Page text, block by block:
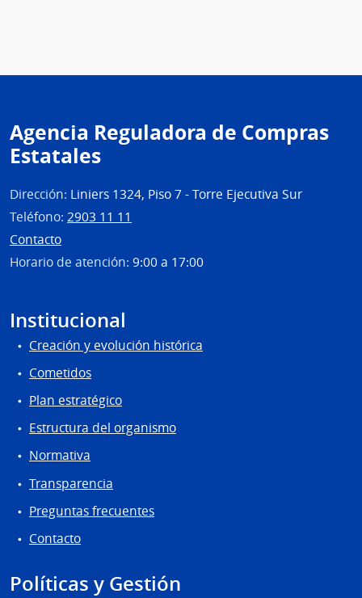
Agencia Reguladora de Compras
Estatales
Dirección: Liniers 1324, Piso 7 - Torre Ejecutiva Sur
Teléfono: 2903 11 11
Contacto
Horario de atención: 9:00 a 17:00
Institucional
Creación y evolución histórica
Cometidos
Plan estratégico
Estructura del organismo
Normativa
Transparencia
Preguntas frecuentes
Contacto
Políticas y Gestión